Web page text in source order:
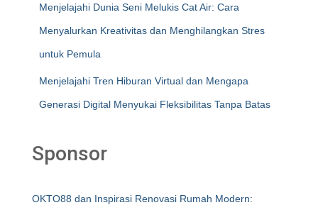
Menjelajahi Dunia Seni Melukis Cat Air: Cara
Menyalurkan Kreativitas dan Menghilangkan Stres
untuk Pemula
Menjelajahi Tren Hiburan Virtual dan Mengapa
Generasi Digital Menyukai Fleksibilitas Tanpa Batas
Sponsor
OKTO88 dan Inspirasi Renovasi Rumah Modern: